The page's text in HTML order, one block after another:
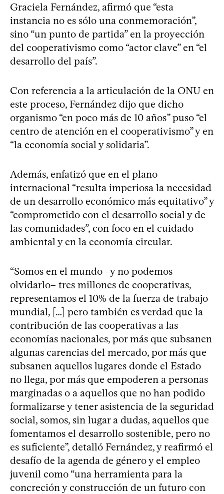
Graciela Fernández, afirmó que “esta
instancia no es sólo una conmemoración”,
sino “un punto de partida” en la proyección
del cooperativismo como “actor clave” en “el
desarrollo del país”.
Con referencia a la articulación de la ONU en
este proceso, Fernández dijo que dicho
organismo “en poco más de 10 años” puso “el
centro de atención en el cooperativismo” y en
“la economía social y solidaria”.
Además, enfatizó que en el plano
internacional “resulta imperiosa la necesidad
de un desarrollo económico más equitativo” y
“comprometido con el desarrollo social y de
las comunidades”, con foco en el cuidado
ambiental y en la economía circular.
“Somos en el mundo –y no podemos
olvidarlo– tres millones de cooperativas,
representamos el 10% de la fuerza de trabajo
mundial, […] pero también es verdad que la
contribución de las cooperativas a las
economías nacionales, por más que subsanen
algunas carencias del mercado, por más que
subsanen aquellos lugares donde el Estado
no llega, por más que empoderen a personas
marginadas o a aquellos que no han podido
formalizarse y tener asistencia de la seguridad
social, somos, sin lugar a dudas, aquellos que
fomentamos el desarrollo sostenible, pero no
es suficiente”, detalló Fernández, y reafirmó el
desafío de la agenda de género y el empleo
juvenil como “una herramienta para la
concreción y construcción de un futuro con